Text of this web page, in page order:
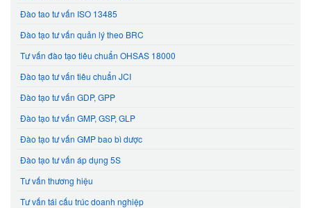
Đào tao tư vấn ISO 13485
Đào tạo tư vấn quản lý theo BRC
Tư vấn đào tạo tiêu chuẩn OHSAS 18000
Đào tạo tư vấn tiêu chuẩn JCI
Đào tạo tư vấn GDP, GPP
Đào tạo tư vấn GMP, GSP, GLP
Đào tạo tư vấn GMP bao bì dược
Đào tạo tư vấn áp dụng 5S
Tư vấn thương hiệu
Tư vấn tái cấu trúc doanh nghiệp